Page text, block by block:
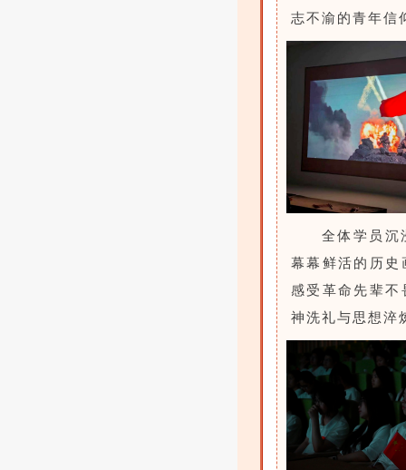
志不渝的青年信
全体学员沉
幕幕鲜活的历
感受革命先辈
神洗礼与思想淬